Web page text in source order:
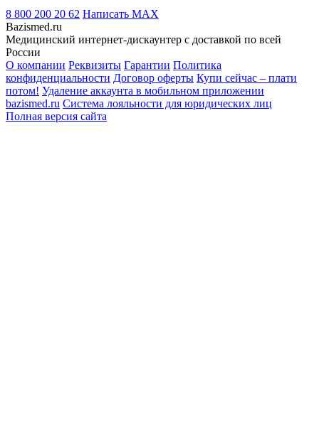
8 800 200 20 62 Написать MAX
Bazismed.ru
Медицинский интернет-дискаунтер с доставкой по всей
России
О компании Реквизиты Гарантии Политика
конфиденциальности Договор оферты Купи сейчас – плати
потом! Удаление аккаунта в мобильном приложении
bazismed.ru Система лояльности для юридических лиц
Полная версия сайта